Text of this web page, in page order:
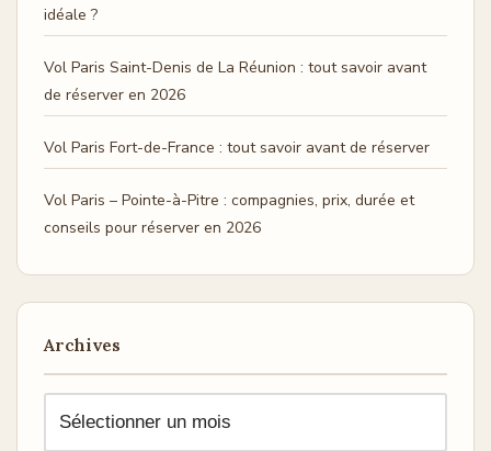
idéale ?
Vol Paris Saint-Denis de La Réunion : tout savoir avant
de réserver en 2026
Vol Paris Fort-de-France : tout savoir avant de réserver
Vol Paris – Pointe-à-Pitre : compagnies, prix, durée et
conseils pour réserver en 2026
Archives